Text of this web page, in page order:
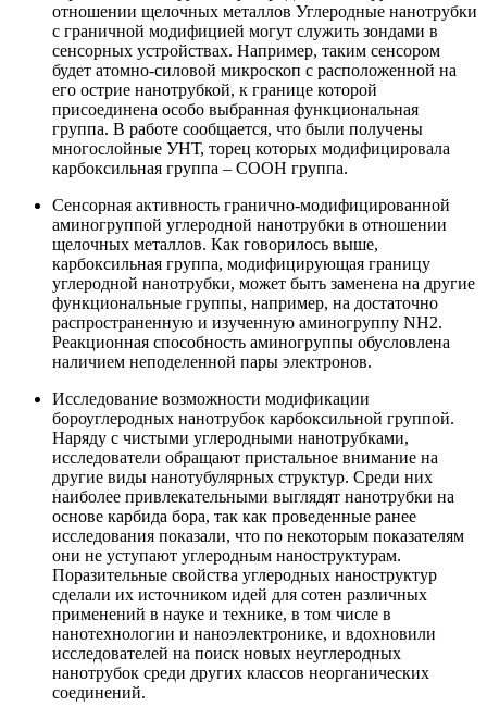
отношении щелочных металлов Углеродные нанотрубки
с граничной модифицией могут служить зондами в
сенсорных устройствах. Например, таким сенсором
будет атомно-силовой микроскоп с расположенной на
его острие нанотрубкой, к границе которой
присоединена особо выбранная функциональная
группа. В работе сообщается, что были получены
многослойные УНТ, торец которых модифицировала
карбоксильная группа – СООН группа.
Сенсорная активность гранично-модифицированной
аминогруппой углеродной нанотрубки в отношении
щелочных металлов. Как говорилось выше,
карбоксильная группа, модифицирующая границу
углеродной нанотрубки, может быть заменена на другие
функциональные группы, например, на достаточно
распространенную и изученную аминогруппу NH2.
Реакционная способность аминогруппы обусловлена
наличием неподеленной пары электронов.
Исследование возможности модификации
бороуглеродных нанотрубок карбоксильной группой.
Наряду с чистыми углеродными нанотрубками,
исследователи обращают пристальное внимание на
другие виды нанотубулярных структур. Среди них
наиболее привлекательными выглядят нанотрубки на
основе карбида бора, так как проведенные ранее
исследования показали, что по некоторым показателям
они не уступают углеродным наноструктурам.
Поразительные свойства углеродных наноструктур
сделали их источником идей для сотен различных
применений в науке и технике, в том числе в
нанотехнологии и наноэлектронике, и вдохновили
исследователей на поиск новых неуглеродных
нанотрубок среди других классов неорганических
соединений.